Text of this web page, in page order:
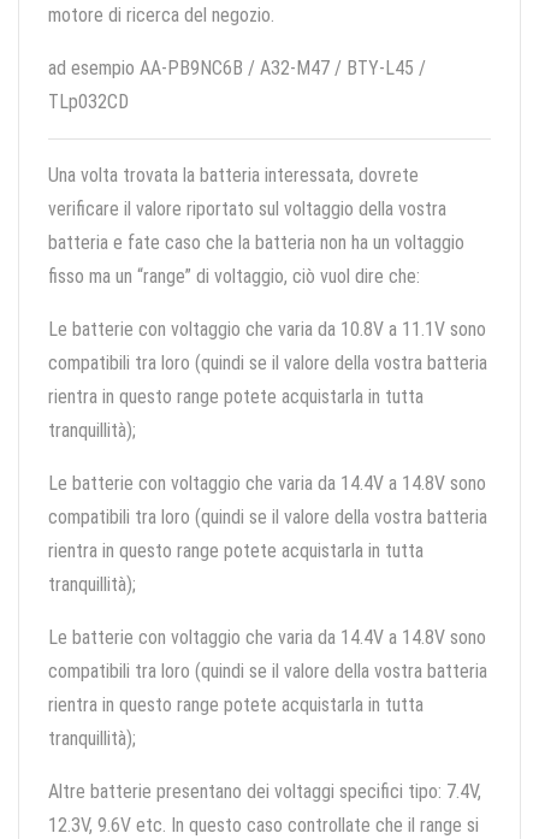
motore di ricerca del negozio.
ad esempio AA-PB9NC6B / A32-M47 / BTY-L45 /
TLp032CD
Una volta trovata la batteria interessata, dovrete
verificare il valore riportato sul voltaggio della vostra
batteria e fate caso che la batteria non ha un voltaggio
fisso ma un “range” di voltaggio, ciò vuol dire che:
Le batterie con voltaggio che varia da 10.8V a 11.1V sono
compatibili tra loro (quindi se il valore della vostra batteria
rientra in questo range potete acquistarla in tutta
tranquillità);
Le batterie con voltaggio che varia da 14.4V a 14.8V sono
compatibili tra loro (quindi se il valore della vostra batteria
rientra in questo range potete acquistarla in tutta
tranquillità);
Le batterie con voltaggio che varia da 14.4V a 14.8V sono
compatibili tra loro (quindi se il valore della vostra batteria
rientra in questo range potete acquistarla in tutta
tranquillità);
Altre batterie presentano dei voltaggi specifici tipo: 7.4V,
12.3V, 9.6V etc. In questo caso controllate che il range si